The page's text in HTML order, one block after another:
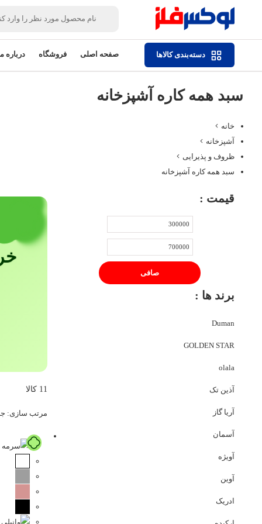
دسته‌بندی کالاها صفحه اصلی فروشگاه درباره
سبد همه کاره آشپزخانه
خانه
آشپزخانه
ظروف و پذیرایی
سبد همه کاره آشپزخانه
قیمت :
صافی
برند ها :
Duman
GOLDEN STAR
olala
آذین تک
آریا گاز
آسمان
آویژه
آوین
ادریک
11 کالا
مرتب‌ سازی: